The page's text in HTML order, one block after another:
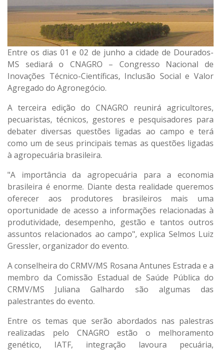
Entre os dias 01 e 02 de junho a cidade de Dourados-
MS sediará o CNAGRO – Congresso Nacional de
Inovações Técnico-Científicas, Inclusão Social e Valor
Agregado do Agronegócio.
A terceira edição do CNAGRO reunirá agricultores,
pecuaristas, técnicos, gestores e pesquisadores para
debater diversas questões ligadas ao campo e terá
como um de seus principais temas as questões ligadas
à agropecuária brasileira.
"A importância da agropecuária para a economia
brasileira é enorme. Diante desta realidade queremos
oferecer aos produtores brasileiros mais uma
oportunidade de acesso a informações relacionadas à
produtividade, desempenho, gestão e tantos outros
assuntos relacionados ao campo", explica Selmos Luiz
Gressler, organizador do evento.
A conselheira do CRMV/MS Rosana Antunes Estrada e a
membro da Comissão Estadual de Saúde Pública do
CRMV/MS Juliana Galhardo são algumas das
palestrantes do evento.
Entre os temas que serão abordados nas palestras
realizadas pelo CNAGRO estão o melhoramento
genético, IATF, integração lavoura pecuária,